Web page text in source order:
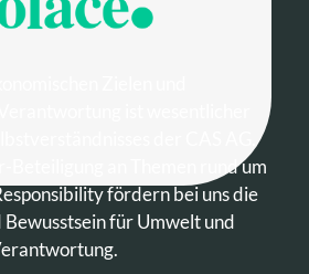
an Themen rund um
fördern bei uns die
für Umwelt und